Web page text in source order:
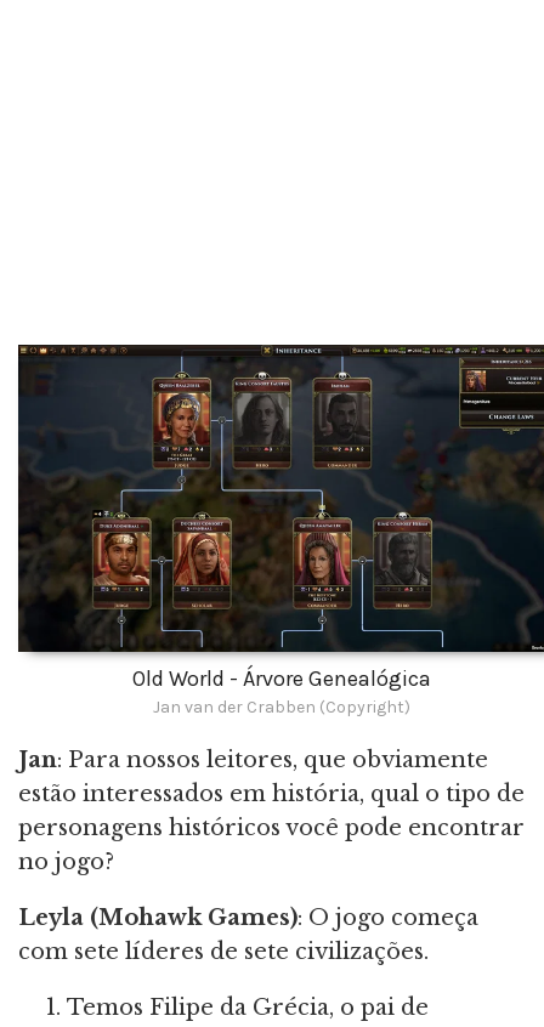
Old World - Árvore Genealógica
Jan van der Crabben (Copyright)
Jan: Para nossos leitores, que obviamente
estão interessados em história, qual o tipo de
personagens históricos você pode encontrar
no jogo?
Leyla (Mohawk Games): O jogo começa
com sete líderes de sete civilizações.
Temos Filipe da Grécia, o pai de